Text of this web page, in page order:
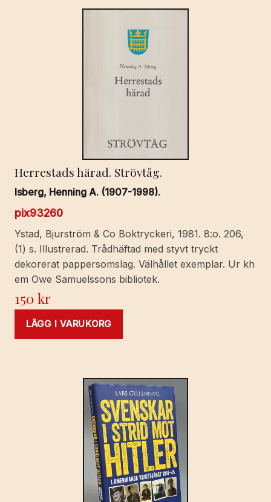
Herrestads härad. Strövtåg.
Isberg, Henning A. (1907-1998).
pix93260
Ystad, Bjurström & Co Boktryckeri, 1981. 8:o. 206,
(1) s. Illustrerad. Trådhäftad med styvt tryckt
dekorerat pappersomslag. Välhållet exemplar. Ur kh
em Owe Samuelssons bibliotek.
150kr
LÄGG I VARUKORG